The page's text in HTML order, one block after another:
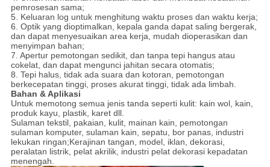
pemrosesan sama;
5. Keluaran log untuk menghitung waktu proses dan waktu kerja;
6. Optik yang dioptimalkan, kepala ganda dapat saling bergerak,
dan dapat menyesuaikan area kerja, mudah dioperasikan dan
menyimpan bahan;
7. Apertur pemotongan sedikit, dan tanpa tepi hangus atau
cokelat, dan dapat mengunci jahitan secara otomatis;
8. Tepi halus, tidak ada suara dan kotoran, pemotongan
berkecepatan tinggi, proses akurat tinggi, tidak ada limbah.
Bahan & Aplikasi
Untuk memotong semua jenis tanda seperti kulit: kain wol, kain,
produk kayu, plastik, karet dll.
Sulaman tekstil, pakaian, kulit, mainan kain, pemotongan
sulaman komputer, sulaman kain, sepatu, bor panas, industri
lekukan ringan;Kerajinan tangan, model, iklan, dekorasi,
peralatan listrik, pelat akrilik, industri pelat dekorasi kepadatan
menengah.